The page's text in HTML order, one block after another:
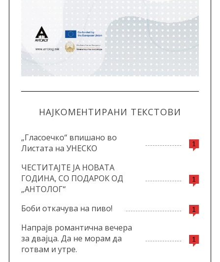
НАЈКОМЕНТИРАНИ ТЕКСТОВИ
1
„Гласоечко“ впишано во
Листата на УНЕСКО
1
ЧЕСТИТАЈТЕ ЈА НОВАТА
ГОДИНА, СО ПОДАРОК ОД
„АНТОЛОГ“
1
Боби откачува на пиво!
1
Напрајв романтична вечера
за двајца. Да не морам да
готвам и утре.